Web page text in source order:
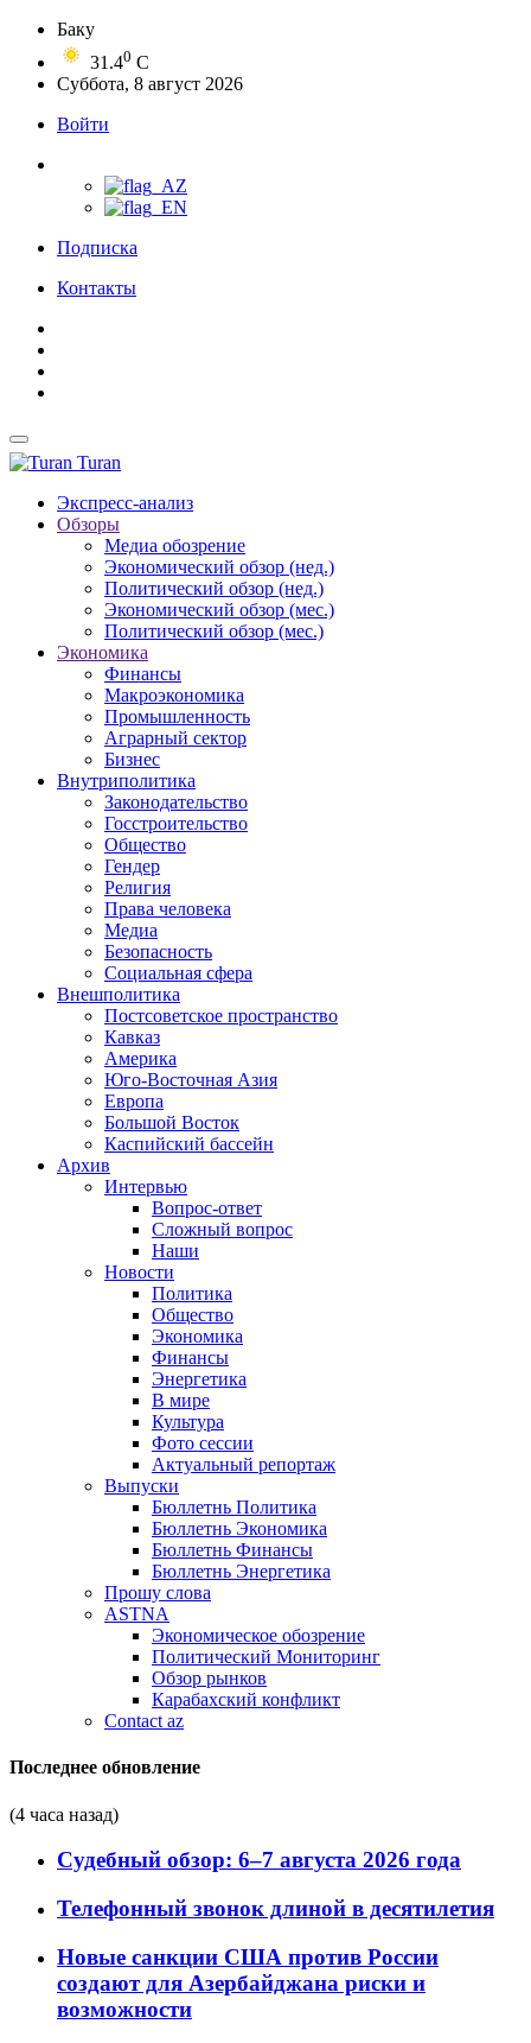
Баку
31.40 C
Суббота, 8 август 2026
Войти
Подписка
Контакты
Turan
Экспресс-анализ
Обзоры
Медиа обозрение
Экономический обзор (нед.)
Политический обзор (нед.)
Экономический обзор (мес.)
Политический обзор (мес.)
Экономика
Финансы
Макроэкономика
Промышленность
Аграрный сектор
Бизнес
Внутриполитика
Законодательство
Госстроительство
Общество
Гендер
Религия
Права человека
Медиа
Безопасность
Социальная сфера
Внешполитика
Постсоветское пространство
Кавказ
Америка
Юго-Восточная Азия
Европа
Большой Восток
Каспийский бассейн
Архив
Интервью
Вопрос-ответ
Сложный вопрос
Наши
Новости
Политика
Общество
Экономика
Финансы
Энергетика
В мире
Культура
Фото сессии
Актуальный репортаж
Выпуски
Бюллетнь Политика
Бюллетнь Экономика
Бюллетнь Финансы
Бюллетнь Энергетика
Прошу слова
ASTNA
Экономическое обозрение
Политический Мониторинг
Обзор рынков
Карабахский конфликт
Contact az
Последнее обновление
(4 часа назад)
Судебный обзор: 6–7 августа 2026 года
Телефонный звонок длиной в десятилетия
Новые санкции США против России
создают для Азербайджана риски и
возможности